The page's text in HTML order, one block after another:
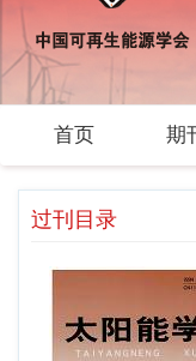
首页 期
过刊目录